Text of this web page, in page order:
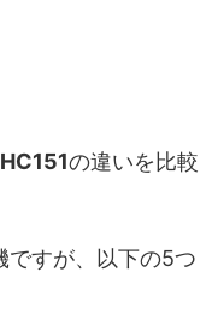
の違いを比較
ですが、以下の5つ